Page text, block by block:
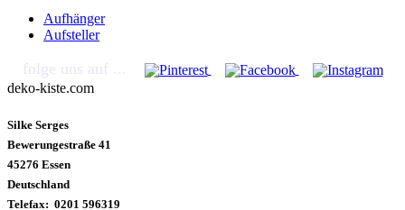
Aufhänger
Aufsteller
folge uns auf ...
deko-kiste.com
Silke Serges
Bewerungestraße 41
45276 Essen
Deutschland
Telefax: 0201 596319